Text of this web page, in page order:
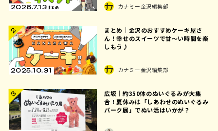
2026.7.13 カナミー金沢編集部
2
2025.10.31
まとめ｜金沢のおすすめケーキ屋さ
ん！幸せのスイーツで甘〜い時間を楽
しもう♪
カナミー金沢編集部
3
広坂｜約350体のぬいぐるみが大集
合！夏休みは「しあわせのぬいぐるみ
パーク展」でぬい活はいかが？